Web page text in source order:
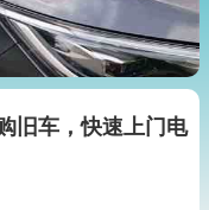
旧车，快速上门电